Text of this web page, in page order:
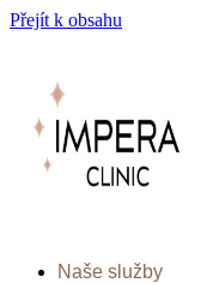
Přejít k obsahu
Naše služby